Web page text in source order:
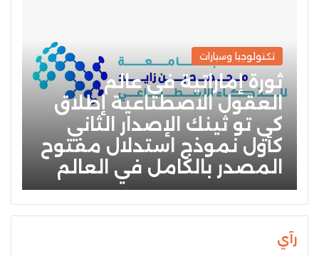
تكنولوجيا وسيارات
ثورة إماراتية في عالم
العقول الاصطناعية إطلاق
كي تو ثينك الإصدار الثاني
كأول نموذج استدلال مفتوح
المصدر بالكامل في العالم
رآي